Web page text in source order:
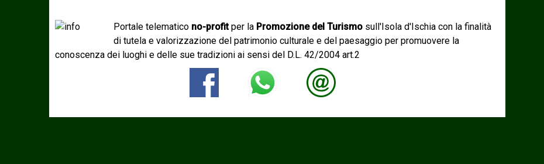
Portale telematico no-profitper la Promozione del Turismo sull'Isola d'Ischia con la finalità
di tutela e valorizzazione del patrimonio culturale e del paesaggio per promuovere la
conoscenza dei luoghi e delle sue tradizioni ai sensi del D.L. 42/2004 art.2